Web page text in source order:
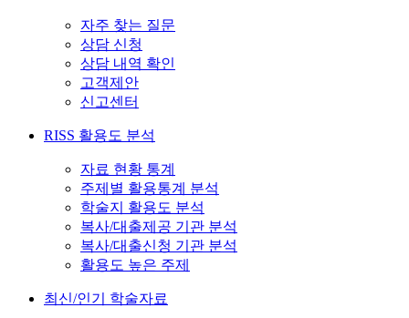
자주 찾는 질문
상담 신청
상담 내역 확인
고객제안
신고센터
RISS 활용도 분석
자료 현황 통계
주제별 활용통계 분석
학술지 활용도 분석
복사/대출제공 기관 분석
복사/대출신청 기관 분석
활용도 높은 주제
최신/인기 학술자료